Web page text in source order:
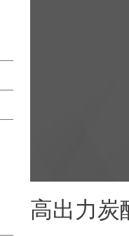
高出力炭